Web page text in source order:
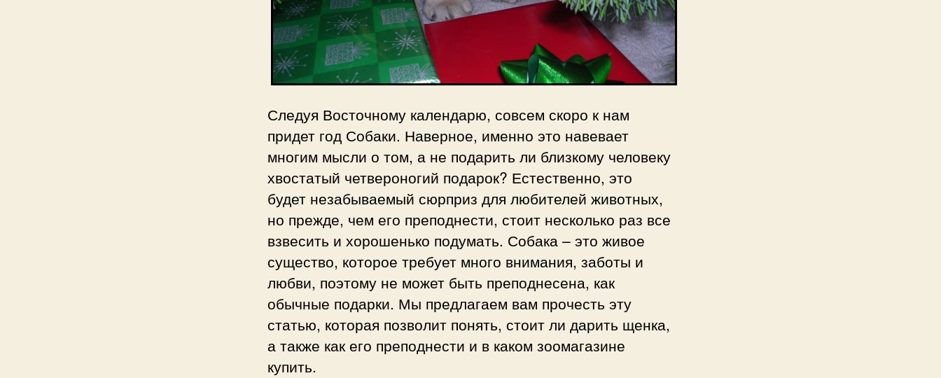
Следуя Восточному календарю, совсем скоро к нам
придет год Собаки. Наверное, именно это навевает
многим мысли о том, а не подарить ли близкому человеку
хвостатый четвероногий подарок? Естественно, это
будет незабываемый сюрприз для любителей животных,
но прежде, чем его преподнести, стоит несколько раз все
взвесить и хорошенько подумать. Собака – это живое
существо, которое требует много внимания, заботы и
любви, поэтому не может быть преподнесена, как
обычные подарки. Мы предлагаем вам прочесть эту
статью, которая позволит понять, стоит ли дарить щенка,
а также как его преподнести и в каком зоомагазине
купить.